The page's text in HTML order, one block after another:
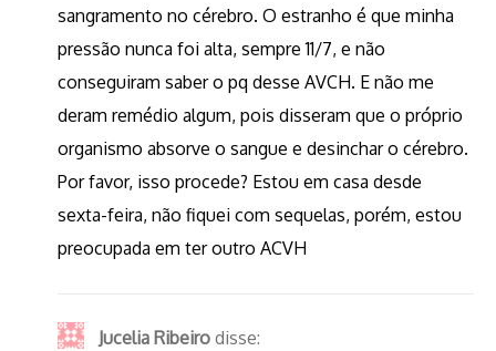
sangramento no cérebro. O estranho é que minha
pressão nunca foi alta, sempre 11/7, e não
conseguiram saber o pq desse AVCH. E não me
deram remédio algum, pois disseram que o próprio
organismo absorve o sangue e desinchar o cérebro.
Por favor, isso procede? Estou em casa desde
sexta-feira, não fiquei com sequelas, porém, estou
preocupada em ter outro ACVH
Jucelia Ribeiro disse: